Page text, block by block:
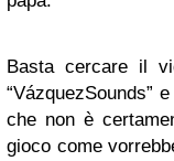
Basta cercare il
“VázquezSounds”
che non è
gioco come